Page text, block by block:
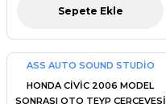
Sepete Ekle
ASS AUTO SOUND STUDİO
HONDA CİVİC 2006 MODEL
SONRASI OTO TEYP ÇERÇEVESİ